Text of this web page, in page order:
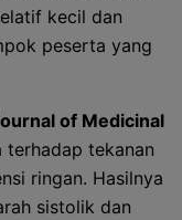
kecil dan
peserta yang
of Medicinal
terhadap tekanan
ringan. Hasilnya
sistolik dan